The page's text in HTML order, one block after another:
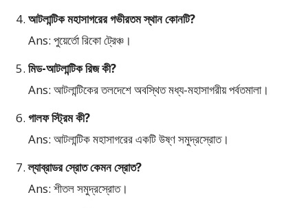
আটলান্টিক মহাসাগরের গভীরতম স্থান কোনটি?
Ans: পুয়ের্তো রিকো ট্রেঞ্চ।
মিড-আটলান্টিক রিজ কী?
Ans: আটলান্টিকের তলদেশে অবস্থিত মধ্য-মহাসাগরীয় পর্বতমালা।
গালফ স্ট্রিম কী?
Ans: আটলান্টিক মহাসাগরের একটি উষ্ণ সমুদ্রস্রোত।
ল্যাব্রাডর স্রোত কেমন স্রোত?
Ans: শীতল সমুদ্রস্রোত।